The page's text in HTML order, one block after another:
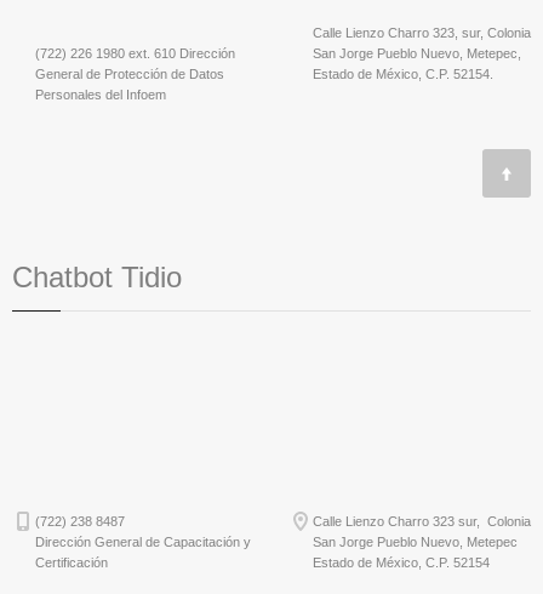
(722) 226 1980 ext. 610 Dirección
General de Protección de Datos
Personales del Infoem
Calle Lienzo Charro 323, sur, Colonia
San Jorge Pueblo Nuevo, Metepec,
Estado de México, C.P. 52154.
Chatbot Tidio
(722) 238 8487
Dirección General de Capacitación y
Certificación
Calle Lienzo Charro 323 sur, Colonia
San Jorge Pueblo Nuevo, Metepec
Estado de México, C.P. 52154